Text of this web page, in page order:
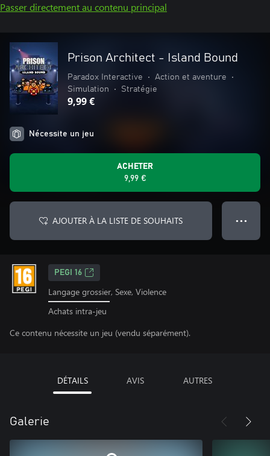
Passer directement au contenu principal
Prison Architect - Island Bound
Paradox Interactive • Action et aventure
•
Simulation
• Stratégie
9,99 €
Nécessite un jeu
ACHETER
9,99 €
AJOUTER À LA LISTE DE SOUHAITS ● ● ●
PEGI 16
Langage grossier, Sexe, Violence
Achats intra-jeu
Ce contenu nécessite un jeu (vendu séparément).
DÉTAILS AVIS AUTRES
Galerie